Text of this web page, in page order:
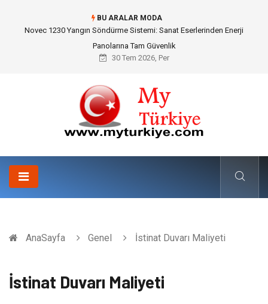
BU ARALAR MODA
Skoda Yedek Parça Seçiminde Teknik Uyumluluk ve Sürüş Konforu
30 Tem 2026, Per
AnaSayfa Genel İstinat Duvarı Maliyeti
İstinat Duvarı Maliyeti